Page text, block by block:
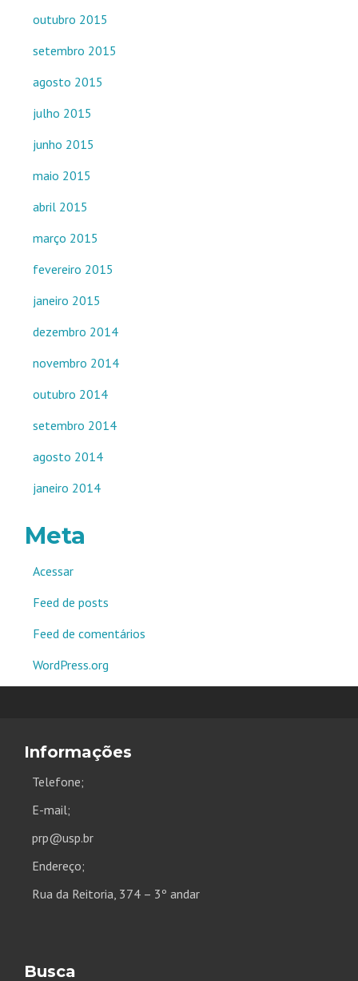
outubro 2015
setembro 2015
agosto 2015
julho 2015
junho 2015
maio 2015
abril 2015
março 2015
fevereiro 2015
janeiro 2015
dezembro 2014
novembro 2014
outubro 2014
setembro 2014
agosto 2014
janeiro 2014
Meta
Acessar
Feed de posts
Feed de comentários
WordPress.org
Informações
Telefone;
E-mail;
prp@usp.br
Endereço;
Rua da Reitoria, 374 – 3º andar
Busca